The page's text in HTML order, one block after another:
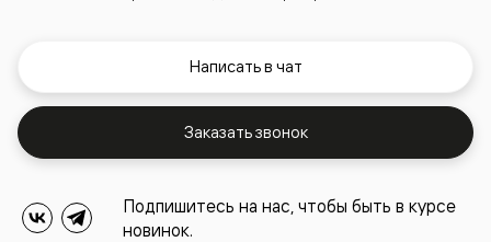
Написать в чат
Заказать звонок
Подпишитесь на нас, чтобы быть в курсе
новинок.